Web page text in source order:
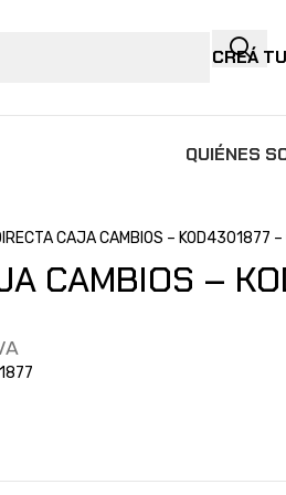
CREÁ
QUIÉNES
CAJA CAMBIOS – KOD4301877
CAMBIOS –